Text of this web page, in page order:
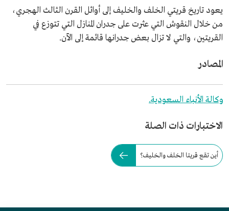
يعود تاريخ قريتي الخلف والخليف إلى أوائل القرن الثالث الهجري،
من خلال النقوش التي عثرت على جدران المنازل التي تتوزع في
القريتين، والتي لا تزال بعض جدرانها قائمة إلى الآن.
المصادر
وكالة الأنباء السعودية.
الاختبارات ذات الصلة
أين تقع قريتا الخلف والخليف؟